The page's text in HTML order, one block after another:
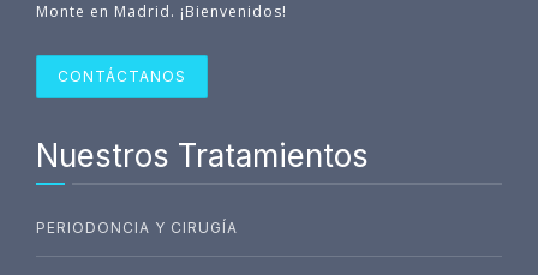
Monte en Madrid. ¡Bienvenidos!
CONTÁCTANOS
Nuestros Tratamientos
PERIODONCIA Y CIRUGÍA